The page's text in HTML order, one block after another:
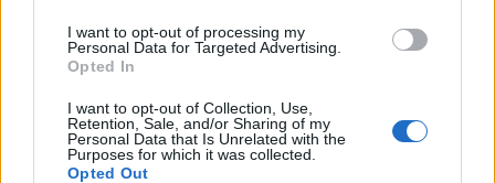
I want to opt-out of processing my
Personal Data for Targeted Advertising.
Opted In
I want to opt-out of Collection, Use,
Retention, Sale, and/or Sharing of my
Personal Data that Is Unrelated with the
Purposes for which it was collected.
Opted Out